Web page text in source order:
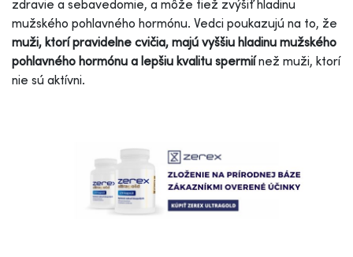
zdravie a sebavedomie, a môže tiež zvýšiť hladinu
mužského pohlavného hormónu. Vedci poukazujú na to, že
muži, ktorí pravidelne cvičia, majú vyššiu hladinu mužského
pohlavného hormónu a lepšiu kvalitu spermiínež muži, ktorí
nie sú aktívni.